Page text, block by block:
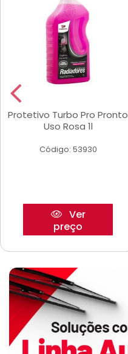
Protetivo Turbo Pro Pronto
Uso Rosa 1l
Código: 53930
Ver
preço